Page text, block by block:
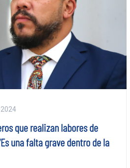
que realizan labores de
una falta grave dentro de la